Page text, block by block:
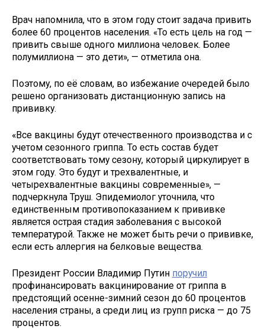
Врач напомнила, что в этом году стоит задача привить
более 60 процентов населения. «То есть цель на год —
привить свыше одного миллиона человек. Более
полумиллиона — это дети», — отметила она.
Поэтому, по её словам, во избежание очередей было
решено организовать дистанционную запись на
прививку.
«Все вакцины будут отечественного производства и с
учетом сезонного гриппа. То есть состав будет
соответствовать тому сезону, который циркулирует в
этом году. Это будут и трехвалентные, и
четырехвалентные вакцины современные», —
подчеркнула Труш. Эпидемиолог уточнила, что
единственным противопоказанием к прививке
является острая стадия заболевания с высокой
температурой. Также не может быть речи о прививке,
если есть аллергия на белковые вещества.
Президент России Владимир Путин поручил
профинансировать вакцинирование от гриппа в
предстоящий осенне-зимний сезон до 60 процентов
населения страны, а среди лиц из групп риска — до 75
процентов.